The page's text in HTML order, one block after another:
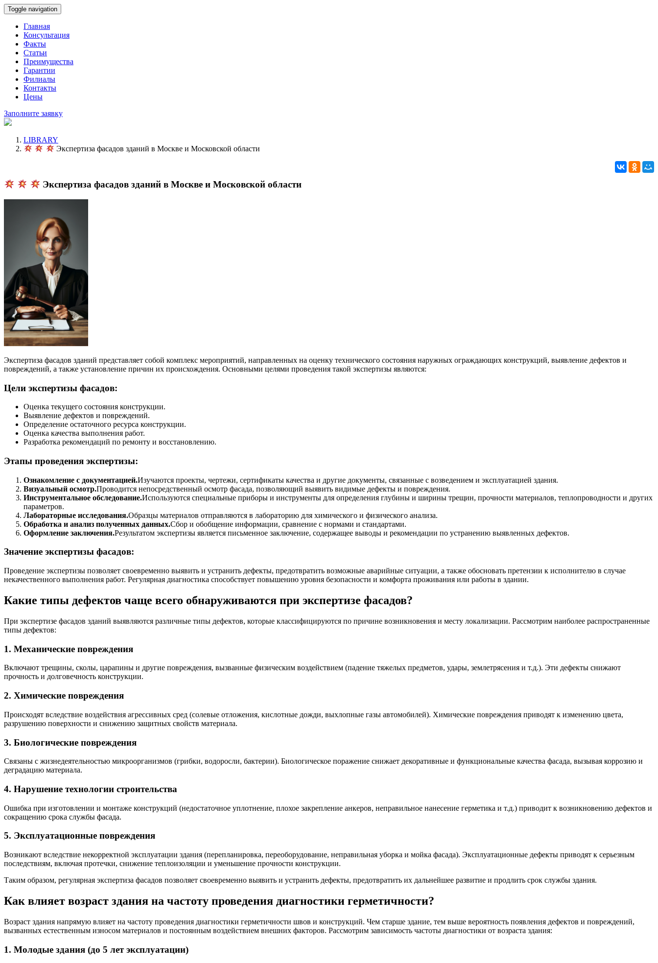
Toggle navigation
Главная
Консультация
Факты
Статьи
Преимущества
Гарантии
Филиалы
Контакты
Цены
Заполните заявку
LIBRARY
Экспертиза фасадов зданий в Москве и Московской области
Экспертиза фасадов зданий в Москве и Московской области
Экспертиза фасадов зданий представляет собой комплекс мероприятий, направленных на оценку технического состояния наружных ограждающих конструкций, выявление дефектов и
повреждений, а также установление причин их происхождения. Основными целями проведения такой экспертизы являются:
Цели экспертизы фасадов:
Оценка текущего состояния конструкции.
Выявление дефектов и повреждений.
Определение остаточного ресурса конструкции.
Оценка качества выполнения работ.
Разработка рекомендаций по ремонту и восстановлению.
Этапы проведения экспертизы:
Ознакомление с документацией.Изучаются проекты, чертежи, сертификаты качества и другие документы, связанные с возведением и эксплуатацией здания.
Визуальный осмотр.Проводится непосредственный осмотр фасада, позволяющий выявить видимые дефекты и повреждения.
Инструментальное обследование.Используются специальные приборы и инструменты для определения глубины и ширины трещин, прочности материалов, теплопроводности и других
параметров.
Лабораторные исследования.Образцы материалов отправляются в лабораторию для химического и физического анализа.
Обработка и анализ полученных данных.Сбор и обобщение информации, сравнение с нормами и стандартами.
Оформление заключения.Результатом экспертизы является письменное заключение, содержащее выводы и рекомендации по устранению выявленных дефектов.
Значение экспертизы фасадов:
Проведение экспертизы позволяет своевременно выявить и устранить дефекты, предотвратить возможные аварийные ситуации, а также обосновать претензии к исполнителю в случае
некачественного выполнения работ. Регулярная диагностика способствует повышению уровня безопасности и комфорта проживания или работы в здании.
Какие типы дефектов чаще всего обнаруживаются при экспертизе фасадов?
При экспертизе фасадов зданий выявляются различные типы дефектов, которые классифицируются по причине возникновения и месту локализации. Рассмотрим наиболее распространенные
типы дефектов:
1. Механические повреждения
Включают трещины, сколы, царапины и другие повреждения, вызванные физическим воздействием (падение тяжелых предметов, удары, землетрясения и т.д.). Эти дефекты снижают
прочность и долговечность конструкции.
2. Химические повреждения
Происходят вследствие воздействия агрессивных сред (солевые отложения, кислотные дожди, выхлопные газы автомобилей). Химические повреждения приводят к изменению цвета,
разрушению поверхности и снижению защитных свойств материала.
3. Биологические повреждения
Связаны с жизнедеятельностью микроорганизмов (грибки, водоросли, бактерии). Биологическое поражение снижает декоративные и функциональные качества фасада, вызывая коррозию и
деградацию материала.
4. Нарушение технологии строительства
Ошибка при изготовлении и монтаже конструкций (недостаточное уплотнение, плохое закрепление анкеров, неправильное нанесение герметика и т.д.) приводит к возникновению дефектов и
сокращению срока службы фасада.
5. Эксплуатационные повреждения
Возникают вследствие некорректной эксплуатации здания (перепланировка, переоборудование, неправильная уборка и мойка фасада). Эксплуатационные дефекты приводят к серьезным
последствиям, включая протечки, снижение теплоизоляции и уменьшение прочности конструкции.
Таким образом, регулярная экспертиза фасадов позволяет своевременно выявить и устранить дефекты, предотвратить их дальнейшее развитие и продлить срок службы здания.
Как влияет возраст здания на частоту проведения диагностики герметичности?
Возраст здания напрямую влияет на частоту проведения диагностики герметичности швов и конструкций. Чем старше здание, тем выше вероятность появления дефектов и повреждений,
вызванных естественным износом материалов и постоянным воздействием внешних факторов. Рассмотрим зависимость частоты диагностики от возраста здания:
1. Молодые здания (до 5 лет эксплуатации)